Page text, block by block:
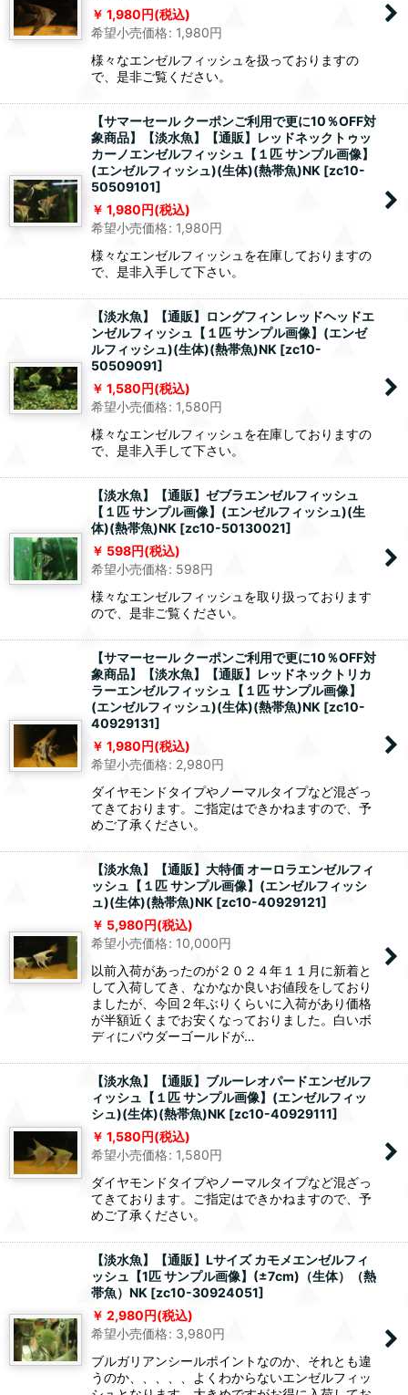
1,980円(税込)
希望小売価格: 1,980円
様々なエンゼルフィッシュを扱っておりますの
で、是非ご覧ください。
【サマーセール クーポンご利用で更に10％OFF対
象商品】【淡水魚】【通販】レッドネックトゥッ
カーノエンゼルフィッシュ【１匹 サンプル画像】
(エンゼルフィッシュ)(生体)(熱帯魚)NK [zc10-
50509101]
1,980円(税込)
希望小売価格: 1,980円
様々なエンゼルフィッシュを在庫しておりますの
で、是非入手して下さい。
【淡水魚】【通販】ロングフィン レッドヘッドエ
ンゼルフィッシュ【１匹 サンプル画像】(エンゼ
ルフィッシュ)(生体)(熱帯魚)NK [zc10-
50509091]
1,580円(税込)
希望小売価格: 1,580円
様々なエンゼルフィッシュを在庫しておりますの
で、是非入手して下さい。
【淡水魚】【通販】ゼブラエンゼルフィッシュ
【１匹 サンプル画像】(エンゼルフィッシュ)(生
体)(熱帯魚)NK [zc10-50130021]
598円(税込)
希望小売価格: 598円
様々なエンゼルフィッシュを取り扱っております
ので、是非ご覧ください。
【サマーセール クーポンご利用で更に10％OFF対
象商品】【淡水魚】【通販】レッドネックトリカ
ラーエンゼルフィッシュ【１匹 サンプル画像】
(エンゼルフィッシュ)(生体)(熱帯魚)NK [zc10-
40929131]
1,980円(税込)
希望小売価格: 2,980円
ダイヤモンドタイプやノーマルタイプなど混ざっ
てきております。ご指定はできかねますので、予
めご了承ください。
【淡水魚】【通販】大特価 オーロラエンゼルフィ
ッシュ【１匹 サンプル画像】(エンゼルフィッシ
ュ)(生体)(熱帯魚)NK [zc10-40929121]
5,980円(税込)
希望小売価格: 10,000円
以前入荷があったのが２０２４年１１月に新着と
して入荷してき、なかなか良いお値段をしており
ましたが、今回２年ぶりくらいに入荷があり価格
が半額近くまでお安くなっておりました。白いボ
ディにパウダーゴールドが…
【淡水魚】【通販】ブルーレオパードエンゼルフ
ィッシュ【１匹 サンプル画像】(エンゼルフィッ
シュ)(生体)(熱帯魚)NK [zc10-40929111]
1,580円(税込)
希望小売価格: 1,580円
ダイヤモンドタイプやノーマルタイプなど混ざっ
てきております。ご指定はできかねますので、予
めご了承ください。
【淡水魚】【通販】Lサイズ カモメエンゼルフィ
ッシュ【1匹 サンプル画像】(±7cm)（生体）（熱
帯魚）NK [zc10-30924051]
2,980円(税込)
希望小売価格: 3,980円
ブルガリアンシールポイントなのか、それとも違
うのか、、、、、よくわからないエンゼルフィッ